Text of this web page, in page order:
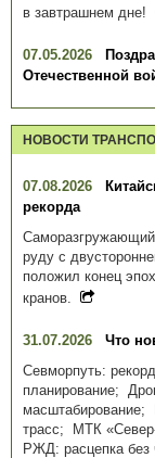
в завтрашнем дне!
07.05.2026
Отечественной
НОВОСТИ
07.08.2026
рекорда
руду с
положил конец
кранов.
31.07.2026
Что
Севморпуть:
планирование;
масштабирование;
трасс; МТК
РЖД: расцепка без